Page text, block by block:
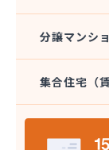
株式会社は
株式会社は
株式会社フ
株式会社フ
株式会社フ
株式会社ベ
分譲マンシ
集合住宅（